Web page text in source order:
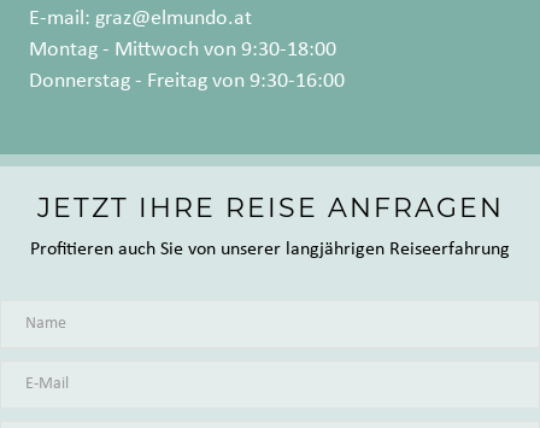
E-mail: graz@elmundo.at
Montag - Mittwoch von 9:30-18:00
Donnerstag - Freitag von 9:30-16:00
JETZT IHRE REISE ANFRAGEN
Profitieren auch Sie von unserer langjährigen Reiseerfahrung